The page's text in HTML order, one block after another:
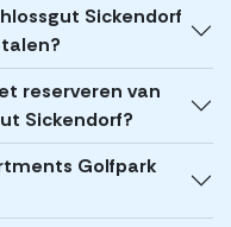
Sickendorf
reserveren van
Sickendorf?
Golfpark